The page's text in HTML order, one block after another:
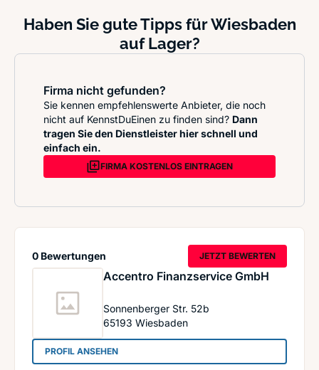
Haben Sie gute Tipps für Wiesbaden
auf Lager?
Firma nicht gefunden?
Sie kennen empfehlenswerte Anbieter, die noch
nicht auf KennstDuEinen zu finden sind? Dann
tragen Sie den Dienstleister hier schnell und
einfach ein.
FIRMA KOSTENLOS EINTRAGEN
Accentro Finanzservice GmbH
Sonnenberger Str. 52b
65193 Wiesbaden
0 Bewertungen JETZT BEWERTEN
PROFIL ANSEHEN: Accentro Finanzservice GmbH